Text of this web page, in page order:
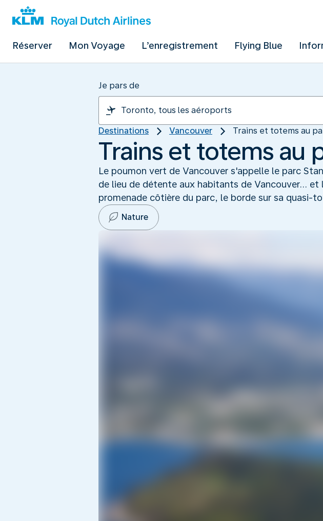
Réserver Mon Voyage L’enregistrement Flying Blue
Je pars de
Destinations Vancouver Trains et totems au
Trains et totems au
Le poumon vert de Vancouver s'appelle le parc
de lieu de détente aux habitants de Vancouver...
promenade côtière du parc, le borde sur sa
Nature